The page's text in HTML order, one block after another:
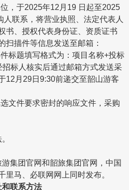
，于2025年12月19 日起至2025
联系，将营业执照、法定代表人
书、授权代表身份证、资质证书
扫描件等信息发送至邮箱：
标题填写格式为：项目名称+投标
招标人核实后通过邮箱方式发送采
12月29日9:30前递交至韶山游客
文件要求密封的响应文件，采购
集团官网和韶旅集团官网，中国
里马、必联网网上同时发布。
联系方法